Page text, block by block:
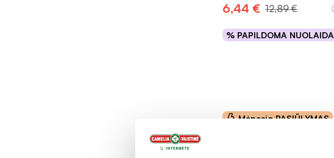
6,44 € 12,89 €
% PAPILDOMA NUOLAIDA
Į krepšelį
Mėnesio PASIŪLYMAS